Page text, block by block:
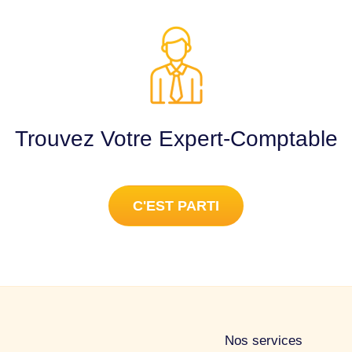
Trouvez Votre Expert-Comptable
C'EST PARTI
Nos services